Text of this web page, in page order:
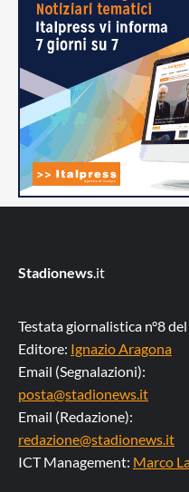
Stadionews.it
Testata giornalistica n°8
Editore: Ignazio Aragona
Email (Segnalazioni):
posta@stadionews.it
Email (Redazione):
redazione@stadionews.it
ICT Management: Marco